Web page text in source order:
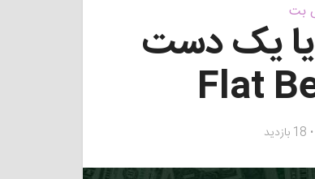
بت
یا یک دست
18 بازدید